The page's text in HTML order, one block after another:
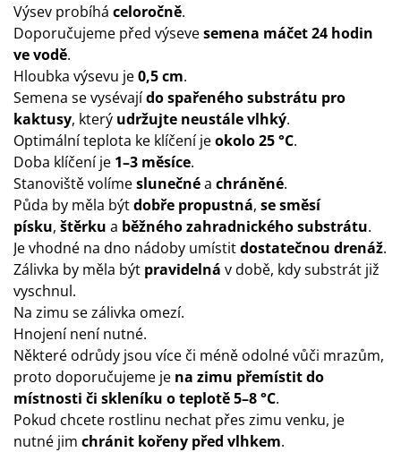
Výsev probíhá celoročně.
Doporučujeme před výsevesemena máčet 24 hodin
ve vodě.
Hloubka výsevu je0,5 cm.
Semena se vysévajído spařeného substrátu pro
kaktusy, který udržujte neustále vlhký.
Optimální teplota ke klíčení jeokolo 25 °C.
Doba klíčení je 1–3 měsíce.
Stanoviště volímeslunečnéa chráněné.
Půda by měla býtdobře propustná, se směsí
písku, štěrku a běžného zahradnického substrátu.
Je vhodné na dno nádoby umístitdostatečnou drenáž.
Zálivka by měla být pravidelná v době, kdy substrát již
vyschnul.
Na zimu se zálivka omezí.
Hnojení není nutné.
Některé odrůdy jsou více či méně odolné vůči mrazům,
proto doporučujeme je na zimu přemístit do
místnosti či skleníku o teplotě 5–8 °C.
Pokud chcete rostlinu nechat přes zimu venku, je
nutné jim chránit kořeny před vlhkem.